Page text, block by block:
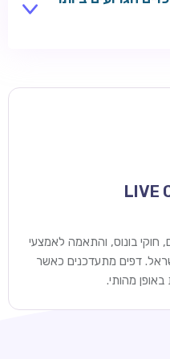
אומרים סיכויים
חוקי בונוס, והתאמה לאמצעי
דפים מתעדכנים כאשר
מהותי.